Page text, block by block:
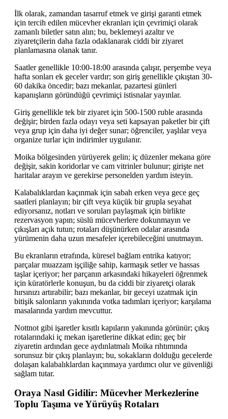
İlk olarak, zamandan tasarruf etmek ve girişi garanti etmek
için tercih edilen mücevher ekranları için çevrimiçi olarak
zamanlı biletler satın alın; bu, beklemeyi azaltır ve
ziyaretçilerin daha fazla odaklanarak ciddi bir ziyaret
planlamasına olanak tanır.
Saatler genellikle 10:00-18:00 arasında çalışır, perşembe veya
hafta sonları ek geceler vardır; son giriş genellikle çıkıştan 30-
60 dakika öncedir; bazı mekanlar, pazartesi günleri
kapanışların göründüğü çevrimiçi istisnalar yayınlar.
Giriş genellikle tek bir ziyaret için 500-1500 ruble arasında
değişir; birden fazla odayı veya seti kapsayan paketler bir çift
veya grup için daha iyi değer sunar; öğrenciler, yaşlılar veya
organize turlar için indirimler uygulanır.
Moika bölgesinden yürüyerek gelin; iç düzenler mekana göre
değişir, sakin koridorlar ve cam vitrinler bulunur; girişte net
haritalar arayın ve gerekirse personelden yardım isteyin.
Kalabalıklardan kaçınmak için sabah erken veya gece geç
saatleri planlayın; bir çift veya küçük bir grupla seyahat
ediyorsanız, notları ve soruları paylaşmak için birlikte
rezervasyon yapın; süslü mücevherlere dokunmayın ve
çıkışları açık tutun; rotaları düşünürken odalar arasında
yürümenin daha uzun mesafeler içerebileceğini unutmayın.
Bu ekranların etrafında, küresel bağlam entrika katıyor;
parçalar muazzam işçiliğe sahip, karmaşık setler ve hassas
taşlar içeriyor; her parçanın arkasındaki hikayeleri öğrenmek
için küratörlerle konuşun, bu da ciddi bir ziyaretçi olarak
hırsınızı artırabilir; bazı mekanlar, bir geceyi uzatmak için
bitişik salonların yakınında votka tadımları içeriyor; karşılama
masalarında yardım mevcuttur.
Nottnot gibi işaretler kısıtlı kapıların yakınında görünür; çıkış
rotalarındaki iç mekan işaretlerine dikkat edin; geç bir
ziyaretin ardından gece aydınlatmalı Moika rıhtımında
sorunsuz bir çıkış planlayın; bu, sokakların dolduğu gecelerde
dolaşan kalabalıklardan kaçınmaya yardımcı olur ve güvenliği
sağlam tutar.
Oraya Nasıl Gidilir: Mücevher Merkezlerine
Toplu Taşıma ve Yürüyüş Rotaları